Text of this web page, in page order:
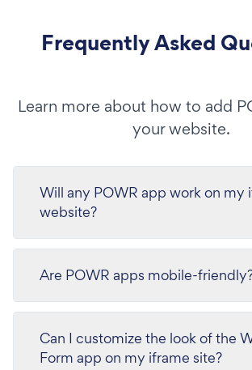
Frequently Asked
Learn more about how to add
your website.
Will any POWR app work on my
website?
Are POWR apps mobile-
Can I customize the look of the
Form app on my iframe site?